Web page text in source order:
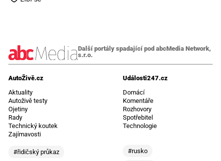
Další portály spadající pod abcMedia Network,
s.r.o.
AutoŽivě.cz
Aktuality
Autoživě testy
Ojetiny
Rady
Technický koutek
Zajímavosti
#řidičský průkaz
Události247.cz
Domácí
Komentáře
Rozhovory
Spotřebitel
Technologie
#rusko